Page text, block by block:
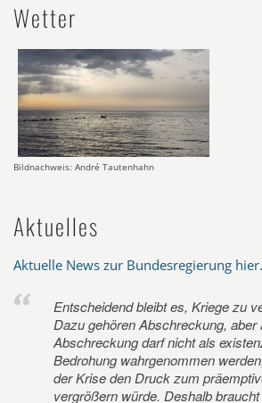
Wetter
Bildnachweis: André Tautenhahn
Aktuelles
Aktuelle News zur Bundesregierung hier.
Entscheidend bleibt es, Kriege zu
Dazu gehören Abschreckung, aber
Abschreckung darf nicht als
Bedrohung wahrgenommen
der Krise den Druck zum
vergrößern würde. Deshalb